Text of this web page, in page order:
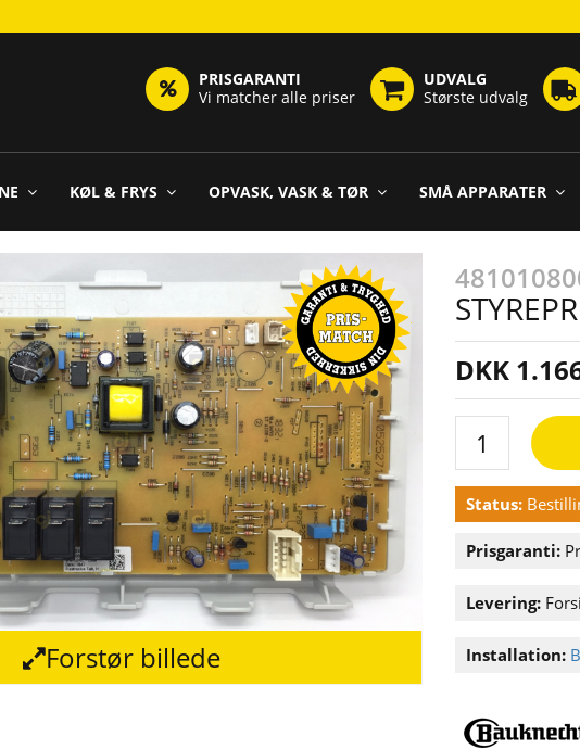
PRISGARANTI
Vi matcher alle priser
UDVALG
Største udvalg
KØL & FRYS OPVASK, VASK & TØR SMÅ APPARATER
Forstør billede
DKK
Status:
Prisgaranti:
Levering:
Installation: